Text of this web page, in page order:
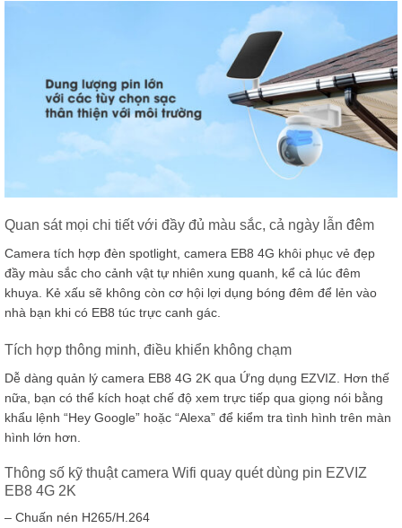
Quan sát mọi chi tiết với đầy đủ màu sắc, cả ngày lẫn đêm
Camera tích hợp đèn spotlight, camera EB8 4G khôi phục vẻ đẹp
đầy màu sắc cho cảnh vật tự nhiên xung quanh, kể cả lúc đêm
khuya. Kẻ xấu sẽ không còn cơ hội lợi dụng bóng đêm để lẻn vào
nhà bạn khi có EB8 túc trực canh gác.
Tích hợp thông minh, điều khiển không chạm
Dễ dàng quản lý camera EB8 4G 2K qua Ứng dụng EZVIZ. Hơn thế
nữa, bạn có thể kích hoạt chế độ xem trực tiếp qua giọng nói bằng
khẩu lệnh “Hey Google” hoặc “Alexa” để kiểm tra tình hình trên màn
hình lớn hơn.
Thông số kỹ thuật camera Wifi quay quét dùng pin EZVIZ
EB8 4G 2K
– Chuấn nén H265/H.264